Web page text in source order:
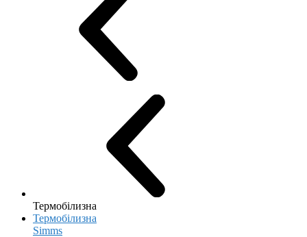
Термобілизна
Термобілизна
Simms